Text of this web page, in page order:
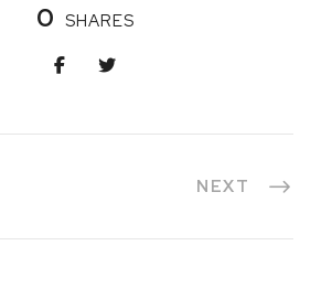
0 SHARES
NEXT